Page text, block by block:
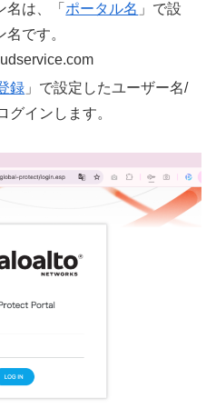
名は、「 ポータル名 」で設
です。
録 」で設定したユーザー名/
グインします。